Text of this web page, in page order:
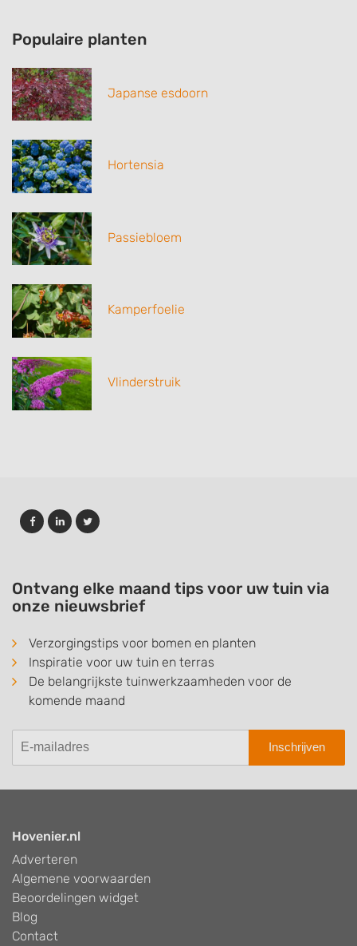
Populaire planten
Japanse esdoorn
Hortensia
Passiebloem
Kamperfoelie
Vlinderstruik
Ontvang elke maand tips voor uw tuin via
onze nieuwsbrief
Verzorgingstips voor bomen en planten
Inspiratie voor uw tuin en terras
De belangrijkste tuinwerkzaamheden voor de
komende maand
Inschrijven
Hovenier.nl
Adverteren
Algemene voorwaarden
Beoordelingen widget
Blog
Contact